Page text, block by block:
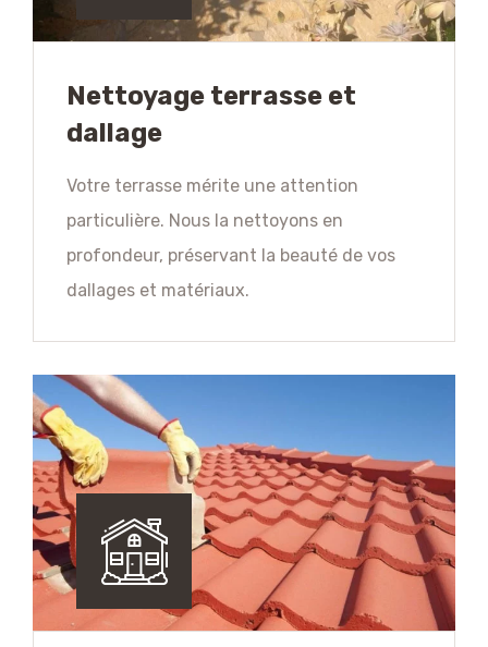
Nettoyage terrasse et
dallage
Votre terrasse mérite une attention
particulière. Nous la nettoyons en
profondeur, préservant la beauté de vos
dallages et matériaux.